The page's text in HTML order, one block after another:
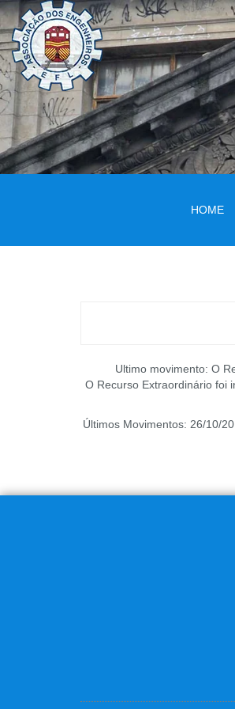
HOME
Ultimo movimento: O
O Recurso Extraordinário foi
Últimos Movimentos: 26/10/